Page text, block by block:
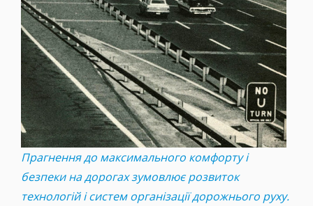
Прагнення до максимального комфорту і
безпеки на дорогах зумовлює розвиток
технологій і систем організації дорожнього руху.